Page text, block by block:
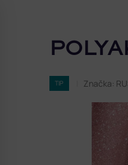
o
s
r
a
TIP Značka: